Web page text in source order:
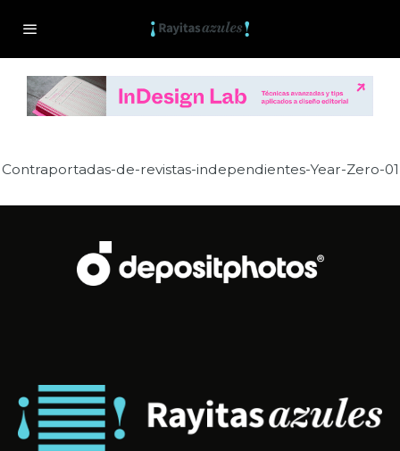
Contraportadas-de-revistas-independientes-Year-Zero-01